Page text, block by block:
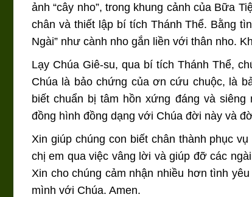
ảnh “cây nho”, trong khung cảnh của Bữa
chân và thiết lập bí tích Thánh Thể. Bằng
Ngài” như cành nho gắn liền với thân nho.
Lạy Chúa Giê-su, qua bí tích Thánh Thể,
Chúa là bảo chứng của ơn cứu chuộc, là
biết chuẩn bị tâm hồn xứng đáng và
đồng hình đồng dạng với Chúa đời này và
Xin giúp chúng con biết chân thành phục
chị em qua việc vâng lời và giúp đỡ các
Xin cho chúng cảm nhận nhiều hơn tình
mình với Chúa. Amen.